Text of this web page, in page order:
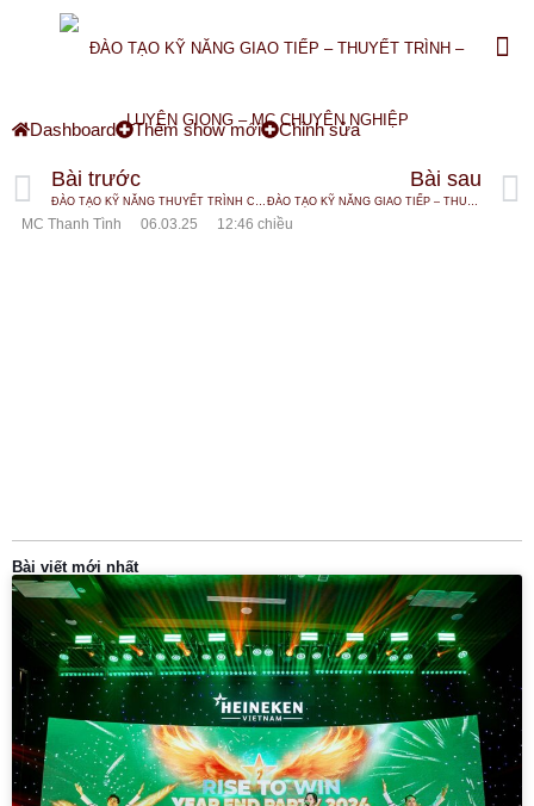
Dashboard Thêm show mới Chỉnh sửa
Bài trước
ĐÀO TẠO KỸ NĂNG THUYẾT TRÌNH CHO TUỔI TEEN
Bài sau
ĐÀO TẠO KỸ NĂNG GIAO TIẾP – THUYẾT TRÌNH – LUYỆN GIỌNG – MC CHUYÊN NGHIỆP
MC Thanh Tình 06.03.25 12:46 chiều
Bài viết mới nhất